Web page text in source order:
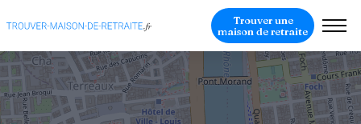
Trouver une
maison de retraite